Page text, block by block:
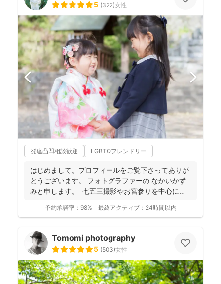
5 (322)女性
発達凸凹相談歓迎 LGBTQフレンドリー
はじめまして。プロフィールをご覧下さってありが
とうございます。 フォトグラファーの なかいかず
みと申します。 七五三撮影やお宮参りを中心に家
予約承諾率： 98% 最終アクティブ： 24時間以内
Tomomi photography
5 (503)女性